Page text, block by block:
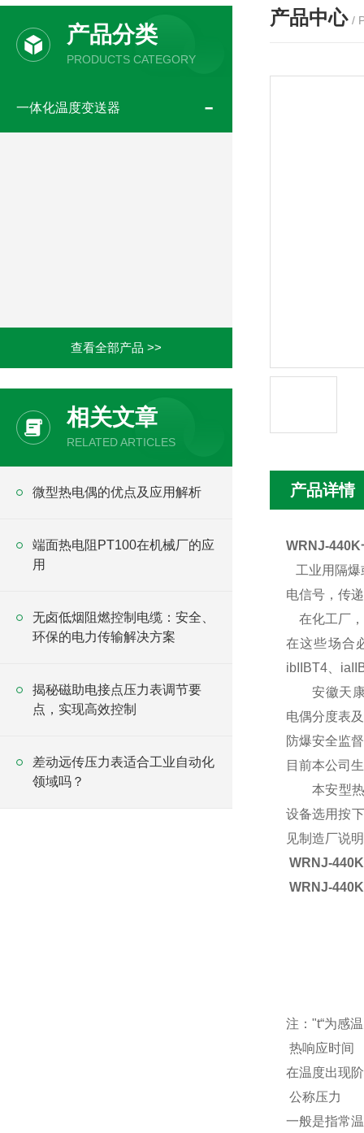
产品分类
PRODUCTS CATEGORY
一体化温度变送器
查看全部产品 >>
相关文章
RELATED ARTICLES
微型热电偶的优点及应用解析
端面热电阻PT100在机械厂的应
用
无卤低烟阻燃控制电缆：安全、
环保的电力传输解决方案
揭秘磁助电接点压力表调节要
点，实现高效控制
差动远传压力表适合工业自动化
领域吗？
产品中心 /
产品详情
WRNJ-440K
工业用隔爆
电信号，传
在化工厂，
在这些场合
ibIIBT4、
安徽天康
电偶分度表
防爆安全监
目前本公司
本安型热电
设备选用按
见制造厂说
WRNJ-
WRNJ-
注："t“为感
热响应时间
在温度出现
公称压力
一般是指常